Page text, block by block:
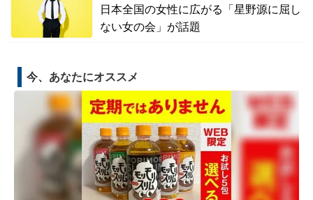
日本全国の女性に広がる「星野源に屈し
ない女の会」が話題
今、あなたにオススメ